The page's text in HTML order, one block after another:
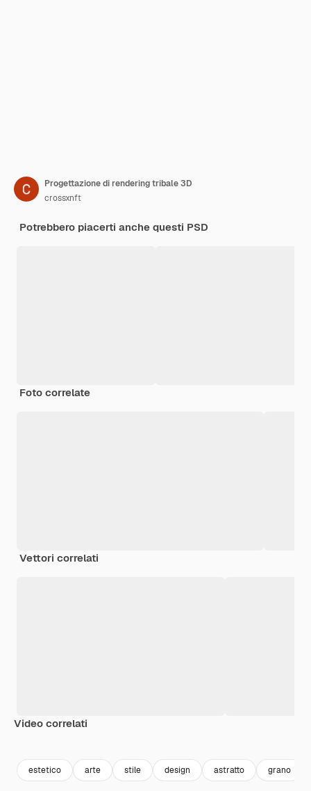
Progettazione di rendering tribale 3D
crossxnft
Potrebbero piacerti anche questi PSD
Foto correlate
Vettori correlati
Video correlati
estetico arte stile design astratto grano